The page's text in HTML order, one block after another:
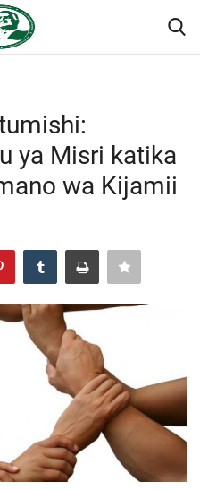
ya Misri katika
wa Kijamii